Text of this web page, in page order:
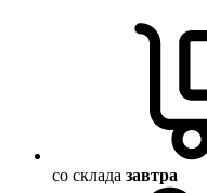
со склада завтра